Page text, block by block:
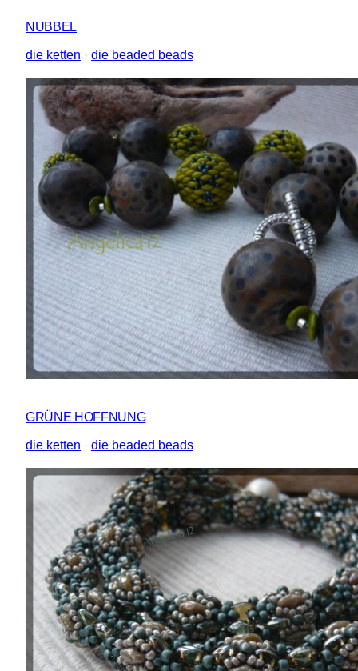
NUBBEL
die ketten · die beaded beads
GRÜNE HOFFNUNG
die ketten · die beaded beads